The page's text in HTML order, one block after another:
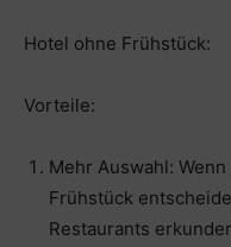
Hotel ohne Frühstück:
Vorteile:
Mehr Auswahl:
Frühstück
Restaurants